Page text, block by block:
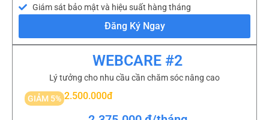
Giám sát bảo mật và hiệu suất hàng tháng
Đăng Ký Ngay
WEBCARE #2
Lý tưởng cho nhu cầu cần chăm sóc nâng cao
GIẢM 5% 2.500.000đ